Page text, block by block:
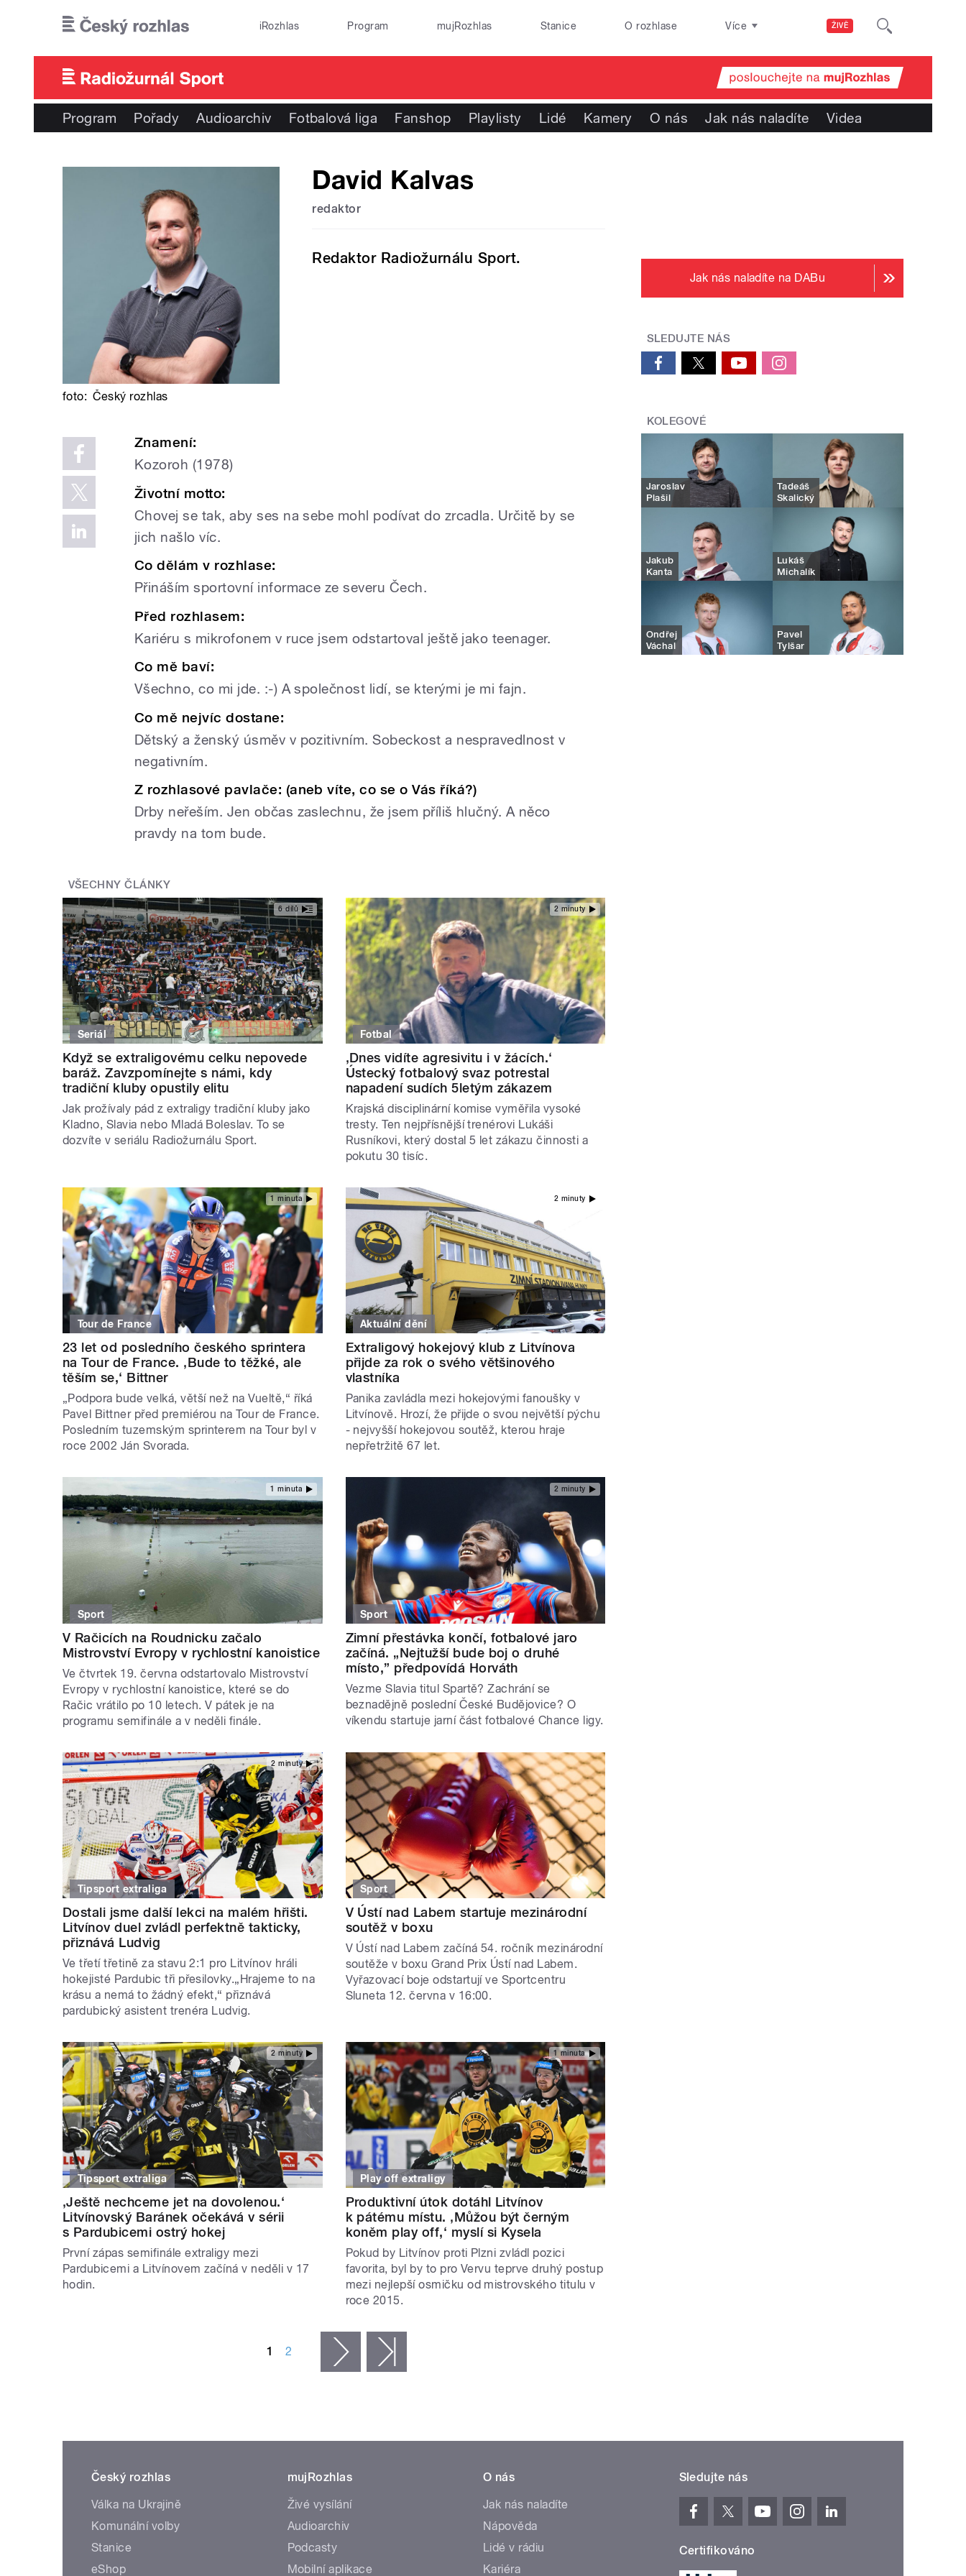
ŽIVĚ
iRozhlas Program mujRozhlas Stanice O rozhlase Více
Program Pořady Audioarchiv Fotbalová liga Fanshop Playlisty Lidé Kamery O nás Jak nás naladíte Videa
David Kalvas
redaktor
Redaktor Radiožurnálu Sport.
foto: Český rozhlas
Znamení:
Kozoroh (1978)
Životní motto:
Chovej se tak, aby ses na sebe mohl podívat do zrcadla. Určitě by se
jich našlo víc.
Co dělám v rozhlase:
Přináším sportovní informace ze severu Čech.
Před rozhlasem:
Kariéru s mikrofonem v ruce jsem odstartoval ještě jako teenager.
Co mě baví:
Všechno, co mi jde. :-) A společnost lidí, se kterými je mi fajn.
Co mě nejvíc dostane:
Dětský a ženský úsměv v pozitivním. Sobeckost a nespravedlnost v
negativním.
Z rozhlasové pavlače: (aneb víte, co se o Vás říká?)
Drby neřeším. Jen občas zaslechnu, že jsem příliš hlučný. A něco
pravdy na tom bude.
VŠECHNY ČLÁNKY
6 dílů
Seriál
Když se extraligovému celku nepovede
baráž. Zavzpomínejte s námi, kdy
tradiční kluby opustily elitu
Jak prožívaly pád z extraligy tradiční kluby jako
Kladno, Slavia nebo Mladá Boleslav. To se
dozvíte v seriálu Radiožurnálu Sport.
2 minuty
Fotbal
‚Dnes vidíte agresivitu i v žácích.‘
Ústecký fotbalový svaz potrestal
napadení sudích 5letým zákazem
Krajská disciplinární komise vyměřila vysoké
tresty. Ten nejpřísnější trenérovi Lukáši
Rusníkovi, který dostal 5 let zákazu činnosti a
pokutu 30 tisíc.
1 minuta
Tour de France
23 let od posledního českého sprintera
na Tour de France. ‚Bude to těžké, ale
těším se,‘ Bittner
„Podpora bude velká, větší než na Vueltě,“ říká
Pavel Bittner před premiérou na Tour de France.
Posledním tuzemským sprinterem na Tour byl v
roce 2002 Ján Svorada.
2 minuty
Aktuální dění
Extraligový hokejový klub z Litvínova
přijde za rok o svého většinového
vlastníka
Panika zavládla mezi hokejovými fanoušky v
Litvínově. Hrozí, že přijde o svou největší pýchu
- nejvyšší hokejovou soutěž, kterou hraje
nepřetržitě 67 let.
1 minuta
Sport
V Račicích na Roudnicku začalo
Mistrovství Evropy v rychlostní kanoistice
Ve čtvrtek 19. června odstartovalo Mistrovství
Evropy v rychlostní kanoistice, které se do
Račic vrátilo po 10 letech. V pátek je na
programu semifinále a v neděli finále.
2 minuty
Sport
Zimní přestávka končí, fotbalové jaro
začíná. „Nejtužší bude boj o druhé
místo,” předpovídá Horváth
Vezme Slavia titul Spartě? Zachrání se
beznadějně poslední České Budějovice? O
víkendu startuje jarní část fotbalové Chance ligy.
2 minuty
Tipsport extraliga
Dostali jsme další lekci na malém hřišti.
Litvínov duel zvládl perfektně takticky,
přiznává Ludvig
Ve třetí třetině za stavu 2:1 pro Litvínov hráli
hokejisté Pardubic tři přesilovky.„Hrajeme to na
krásu a nemá to žádný efekt,“ přiznává
pardubický asistent trenéra Ludvig.
Sport
V Ústí nad Labem startuje mezinárodní
soutěž v boxu
V Ústí nad Labem začíná 54. ročník mezinárodní
soutěže v boxu Grand Prix Ústí nad Labem.
Vyřazovací boje odstartují ve Sportcentru
Sluneta 12. června v 16:00.
2 minuty
Tipsport extraliga
‚Ještě nechceme jet na dovolenou.‘
Litvínovský Baránek očekává v sérii
s Pardubicemi ostrý hokej
První zápas semifinále extraligy mezi
Pardubicemi a Litvínovem začíná v neděli v 17
hodin.
1 minuta
Play off extraligy
Produktivní útok dotáhl Litvínov
k pátému místu. ‚Můžou být černým
koněm play off,‘ myslí si Kysela
Pokud by Litvínov proti Plzni zvládl pozici
favorita, byl by to pro Vervu teprve druhý postup
mezi nejlepší osmičku od mistrovského titulu v
roce 2015.
1 2 následující ›
Jak nás naladíte na DABu
SLEDUJTE NÁS
KOLEGOVÉ
Jaroslav
Plašil
Tadeáš
Skalický
Jakub
Kanta
Lukáš
Michalík
Ondřej
Váchal
Pavel
Tylšar
Český rozhlas
Válka na Ukrajině
Komunální volby
Stanice
eShop
mujRozhlas
Živé vysílání
Audioarchiv
Podcasty
Mobilní aplikace
O nás
Jak nás naladíte
Nápověda
Lidé v rádiu
Kariéra
Sledujte nás
Certifikováno